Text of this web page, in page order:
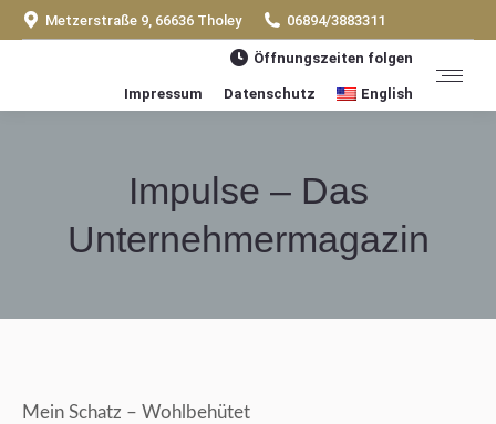
Metzerstraße 9, 66636 Tholey 06894/3883311
Öffnungszeiten folgen
Impressum Datenschutz English
Impulse – Das
Unternehmermagazin
Mein Schatz – Wohlbehütet